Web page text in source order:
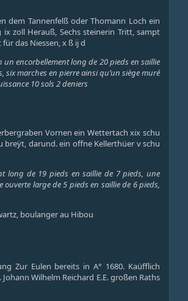
dem Tannenfelß oder Thomann Loch ein
zoll Herauß, Sechs steinerin Tritt, sampt
das Niessen, x ß ij d
encorbellement long de 20 pieds en saillie
six marches en pierre ainsi qu’un siège muré
10 sols 2 deniers
Vornen ein Wettertach xix schu
breÿt, darund. ein offne Kellerthüer v schu
long de 19 pieds en saillie de 7 pieds, une
large de 5 pieds en saillie de 6 pieds,
boulanger au Hibou
Zur Eulen bereits in A° 1680. Kaüfflich
Wilhelm Reichard E.E. großen Raths